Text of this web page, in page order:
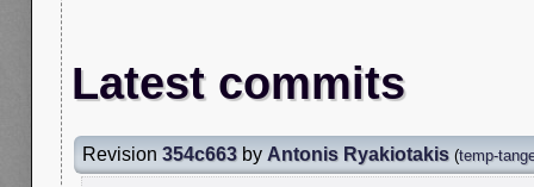
Latest commits
Revision 354c663 by Antonis Ryakiotakis (temp-